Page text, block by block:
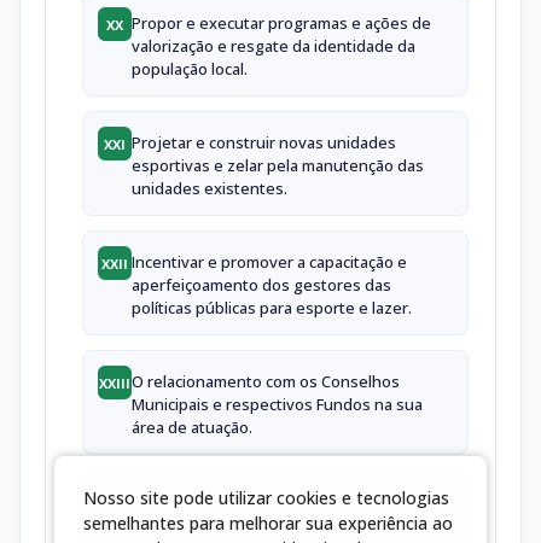
XX Propor e executar programas e ações de
valorização e resgate da identidade da
população local.
XXI Projetar e construir novas unidades
esportivas e zelar pela manutenção das
unidades existentes.
XXII Incentivar e promover a capacitação e
aperfeiçoamento dos gestores das
políticas públicas para esporte e lazer.
XXIIIO relacionamento com os Conselhos
Municipais e respectivos Fundos na sua
área de atuação.
XXIVAtribuições de esporte e lazer, previstas na
Lei Orgânica do Município.
Nosso site pode utilizar cookies e tecnologias
semelhantes para melhorar sua experiência ao